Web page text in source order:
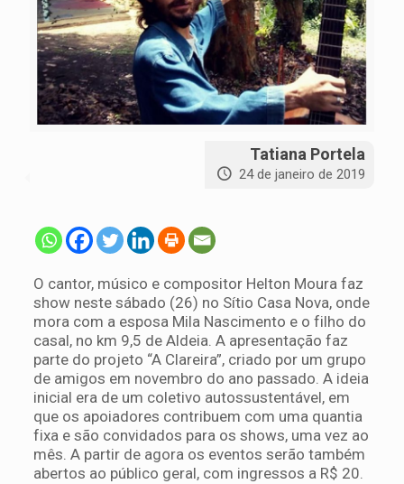
Tatiana Portela
24 de janeiro de 2019
O cantor, músico e compositor Helton Moura faz
show neste sábado (26) no Sítio Casa Nova, onde
mora com a esposa Mila Nascimento e o filho do
casal, no km 9,5 de Aldeia. A apresentação faz
parte do projeto “A Clareira”, criado por um grupo
de amigos em novembro do ano passado. A ideia
inicial era de um coletivo autossustentável, em
que os apoiadores contribuem com uma quantia
fixa e são convidados para os shows, uma vez ao
mês. A partir de agora os eventos serão também
abertos ao público geral, com ingressos a R$ 20.